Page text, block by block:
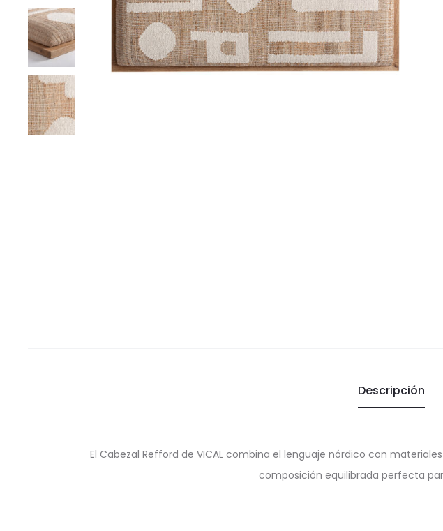
Descripción
El Cabezal Refford de VICAL combina el lenguaje nórdico con
composición equilibrada perfecta